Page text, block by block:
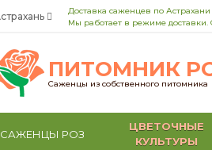
Доставка саженцев по
Мы работает в режиме доставки.
ПИТОМНИК
Саженцы из собственного питомника
САЖЕНЦЫ РОЗ
ЦВЕТОЧНЫЕ
КУЛЬТУРЫ